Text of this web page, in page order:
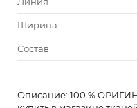
Ширина
Состав
Описание: 100 %